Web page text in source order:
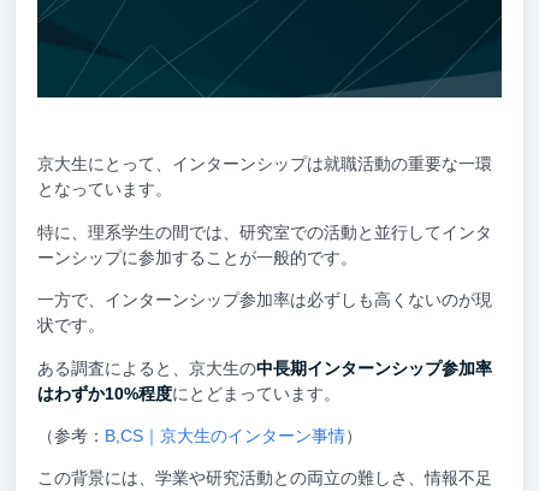
京大生にとって、インターンシップは就職活動の重要な一環
となっています。
特に、理系学生の間では、研究室での活動と並行してインタ
ーンシップに参加することが一般的です。
一方で、インターンシップ参加率は必ずしも高くないのが現
状です。
ある調査によると、京大生の中長期インターンシップ参加率
はわずか10%程度にとどまっています。
（参考： B,CS｜京大生のインターン事情）
この背景には、学業や研究活動との両立の難しさ、情報不足